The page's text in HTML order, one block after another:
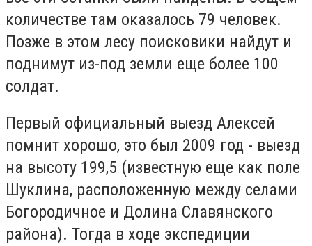
количестве там оказалось 79 человек.
Позже в этом лесу поисковики найдут и
поднимут из-под земли еще более 100
солдат.
Первый официальный выезд Алексей
помнит хорошо, это был 2009 год - выезд
на высоту 199,5 (известную еще как поле
Шуклина, расположенную между селами
Богородичное и Долина Славянского
района). Тогда в ходе экспедиции